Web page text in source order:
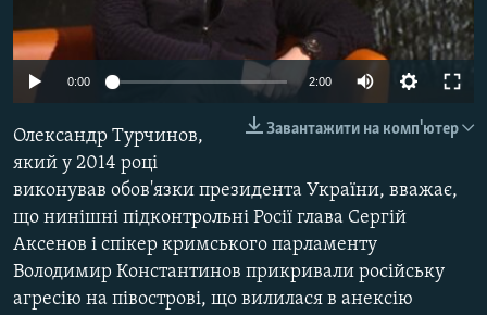
СВІДЧЕННЯ ОКУПАЦІЇ
ІНФОГРАФІКА
Русский
Qırımtatar
ДОЛУЧАЙСЯ!
Усі сайти RFE/RL
270p 404p
0:00 2:00
404p
1080p
Завантажити на комп'ютер
Олександр Турчинов,
який у 2014 році
виконував обов'язки президента України, вважає,
що нинішні підконтрольні Росії глава Сергій
Аксенов і спікер кримського парламенту
Володимир Константинов прикривали російську
агресію на півострові, що вилилася в анексію